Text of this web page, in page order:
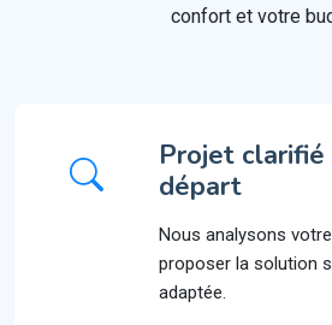
confort et votre
Projet clarifié
départ
Nous analysons
proposer la solution
adaptée.